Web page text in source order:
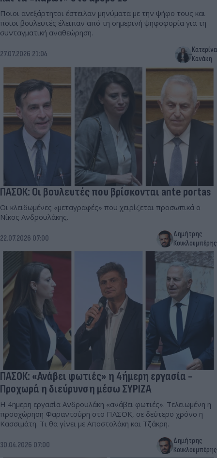
Ποιοι ανεξάρτητοι έστειλαν μηνύματα με την ψήφο τους και
ποιοι βουλευτές έλειπαν από τη σημερινή ψηφοφορία για τη
συνταγματική αναθεώρηση.
27.07.2026 21:04
Κατερίνα
Κανάκη
ΠΑΣΟΚ: Οι βουλευτές που βρίσκονται ante portas
Οι κλειδωμένες «μεταγραφές» που χειρίζεται προσωπικά ο
Νίκος Ανδρουλάκης.
22.07.2026 07:00
Δημήτρης
Κουκλουμπέρης
ΠΑΣΟΚ: «Ανάβει φωτιές» η 4ήμερη εργασία -
Προχωρά η διεύρυνση μέσω ΣΥΡΙΖΑ
Η 4ημερη εργασία Ανδρουλάκη «ανάβει φωτιές». Τελειωμένη η
προσχώρηση Φαραντούρη στο ΠΑΣΟΚ, σε δεύτερο χρόνο η
Κασσιμάτη. Τι θα γίνει με Αποστολάκη και Τζάκρη.
30.04.2026 07:00
Δημήτρης
Κουκλουμπέρης